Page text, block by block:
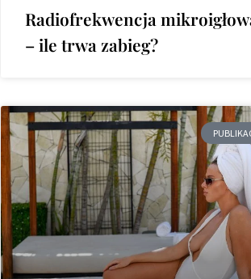
Radiofrekwencja
– ile trwa zabieg?